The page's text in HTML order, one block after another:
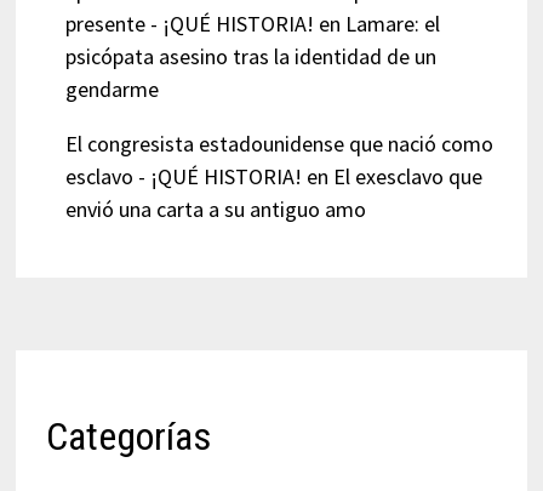
presente - ¡QUÉ HISTORIA! en Lamare: el
psicópata asesino tras la identidad de un
gendarme
El congresista estadounidense que nació como
esclavo - ¡QUÉ HISTORIA! en El exesclavo que
envió una carta a su antiguo amo
Categorías